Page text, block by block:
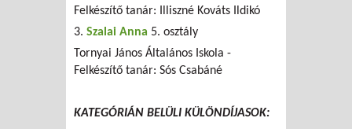
Felkészítő tanár: Illiszné Kováts Ildikó
3. Szalai Anna 5. osztály
Tornyai János Általános Iskola -
Felkészítő tanár: Sós Csabáné
KATEGÓRIÁN BELÜLI KÜLÖNDÍJASOK: